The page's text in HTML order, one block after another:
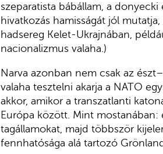
szeparatista bábállam, a donyecki
hivatkozás hamisságát jól
hadsereg Kelet-Ukrajnában,
nacionalizmus valaha.)
Narva azonban nem csak az
valaha tesztelni akarja a NATO
akkor, amikor a transzatlanti
Európa között. Mint
tagállamokat, majd többször
fennhatósága alá tartozó